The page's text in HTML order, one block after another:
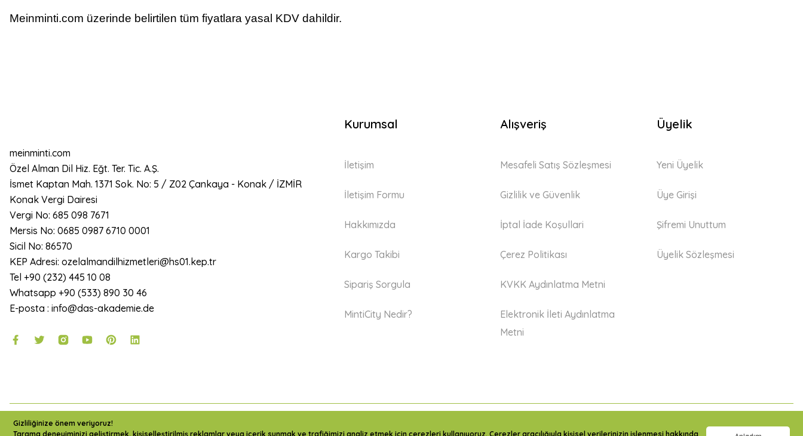
Gizliliğinize önem veriyoruz!
Tarama deneyiminizi geliştirmek, kişiselleştirilmiş reklamlar veya içerik sunmak ve trafiğimizi analiz etmek için çerezleri kullanıyoruz. Çerezler aracılığıyla kişisel verilerinizin işlenmesi hakkında
Meinminti.com üzerinde belirtilen tüm fiyatlara yasal KDV dahildir.
meinminti.com
Özel Alman Dil Hiz. Eğt. Ter. Tic. A.Ş.
İsmet Kaptan Mah. 1371 Sok. No: 5 / Z02 Çankaya - Konak / İZMİR
Konak Vergi Dairesi
Vergi No: 685 098 7671
Mersis No: 0685 0987 6710 0001
Sicil No: 86570
KEP Adresi: ozelalmandilhizmetleri@hs01.kep.tr
Tel +90 (232) 445 10 08
Whatsapp +90 (533) 890 30 46
E-posta : info@das-akademie.de
Kurumsal
İletişim
İletişim Formu
Hakkımızda
Kargo Takibi
Sipariş Sorgula
MintiCity Nedir?
Alışveriş
Mesafeli Satış Sözleşmesi
Gizlilik ve Güvenlik
İptal İade Koşullari
Çerez Politikası
KVKK Aydınlatma Metni
Elektronik İleti Aydınlatma
Metni
Üyelik
Yeni Üyelik
Üye Girişi
Şifremi Unuttum
Üyelik Sözleşmesi
2024 Copyright DAS Akademie - Tüm Hakları Saklıdır.